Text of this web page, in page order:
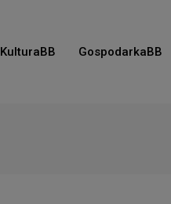
KulturaBB GospodarkaBB